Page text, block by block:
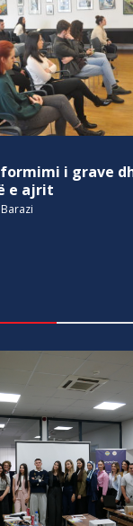
i grave
e ajrit
Barazi